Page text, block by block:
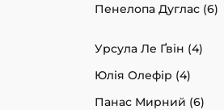
Пенелопа Дуглас (6)
Урсула Ле Ґвін (4)
Юлія Олефір (4)
Панас Мирний (6)